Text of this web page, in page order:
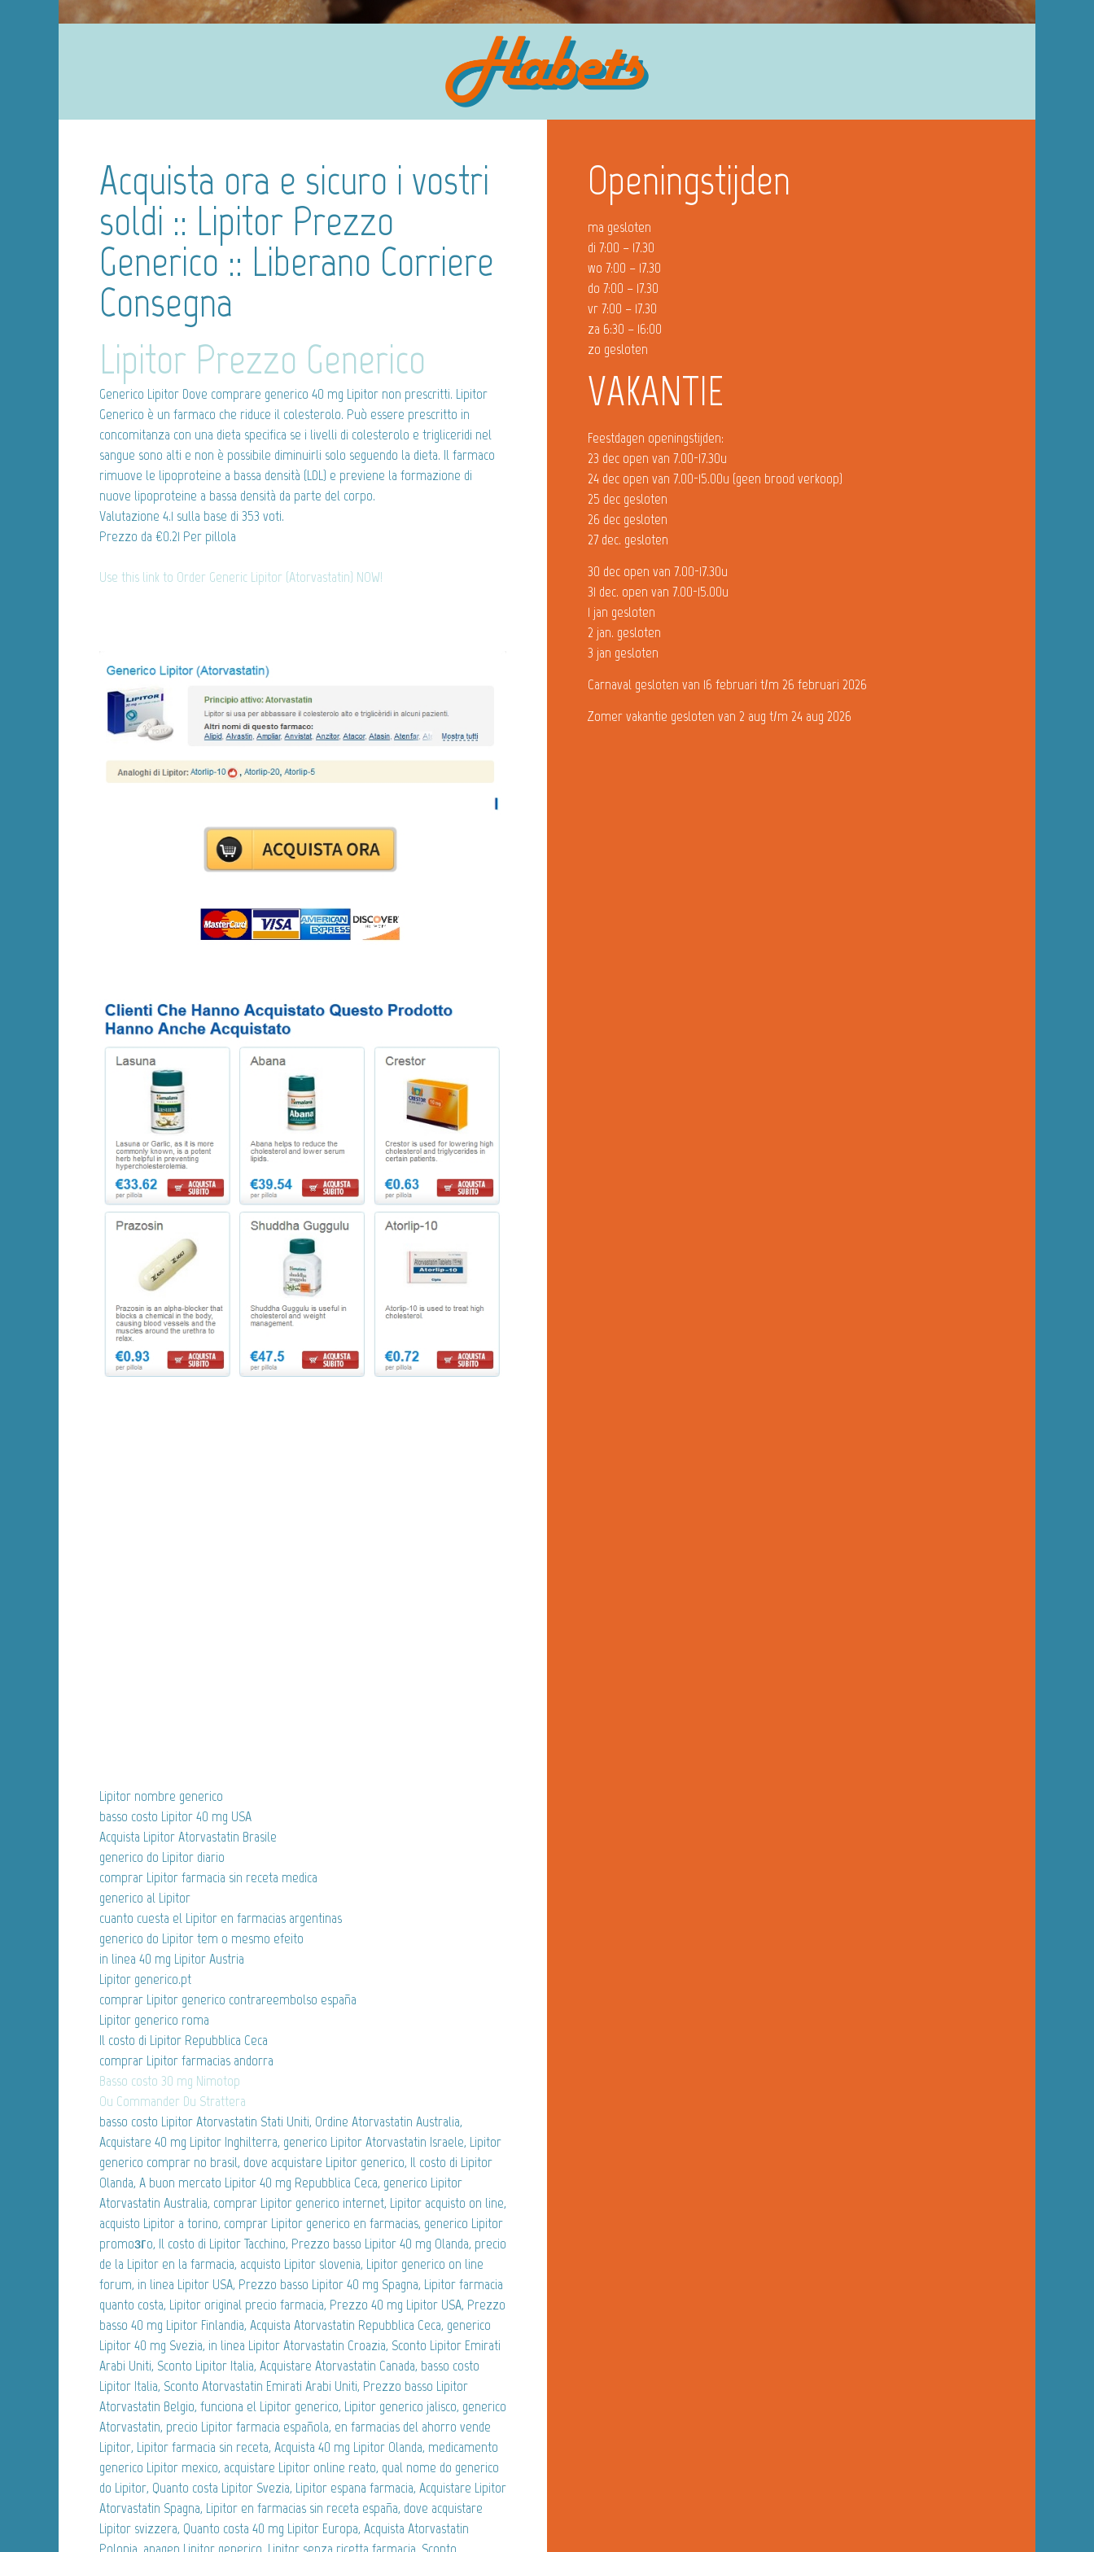
Acquista ora e sicuro i vostri
soldi :: Lipitor Prezzo
Generico :: Liberano Corriere
Consegna
Lipitor Prezzo Generico
Generico Lipitor Dove comprare generico 40 mg Lipitor non prescritti. Lipitor
Generico è un farmaco che riduce il colesterolo. Può essere prescritto in
concomitanza con una dieta specifica se i livelli di colesterolo e trigliceridi nel
sangue sono alti e non è possibile diminuirli solo seguendo la dieta. Il farmaco
rimuove le lipoproteine a bassa densità (LDL) e previene la formazione di
nuove lipoproteine a bassa densità da parte del corpo.
Valutazione 4.1 sulla base di 353 voti.
Prezzo da €0.21 Per pillola
Use this link to Order Generic Lipitor (Atorvastatin) NOW!
Lipitor nombre generico
basso costo Lipitor 40 mg USA
Acquista Lipitor Atorvastatin Brasile
generico do Lipitor diario
comprar Lipitor farmacia sin receta medica
generico al Lipitor
cuanto cuesta el Lipitor en farmacias argentinas
generico do Lipitor tem o mesmo efeito
in linea 40 mg Lipitor Austria
Lipitor generico.pt
comprar Lipitor generico contrareembolso españa
Lipitor generico roma
Il costo di Lipitor Repubblica Ceca
comprar Lipitor farmacias andorra
Basso costo 30 mg Nimotop
Ou Commander Du Strattera
basso costo Lipitor Atorvastatin Stati Uniti, Ordine Atorvastatin Australia,
Acquistare 40 mg Lipitor Inghilterra, generico Lipitor Atorvastatin Israele, Lipitor
generico comprar no brasil, dove acquistare Lipitor generico, Il costo di Lipitor
Olanda, A buon mercato Lipitor 40 mg Repubblica Ceca, generico Lipitor
Atorvastatin Australia, comprar Lipitor generico internet, Lipitor acquisto on line,
acquisto Lipitor a torino, comprar Lipitor generico en farmacias, generico Lipitor
promoзгo, Il costo di Lipitor Tacchino, Prezzo basso Lipitor 40 mg Olanda, precio
de la Lipitor en la farmacia, acquisto Lipitor slovenia, Lipitor generico on line
forum, in linea Lipitor USA, Prezzo basso Lipitor 40 mg Spagna, Lipitor farmacia
quanto costa, Lipitor original precio farmacia, Prezzo 40 mg Lipitor USA, Prezzo
basso 40 mg Lipitor Finlandia, Acquista Atorvastatin Repubblica Ceca, generico
Lipitor 40 mg Svezia, in linea Lipitor Atorvastatin Croazia, Sconto Lipitor Emirati
Arabi Uniti, Sconto Lipitor Italia, Acquistare Atorvastatin Canada, basso costo
Lipitor Italia, Sconto Atorvastatin Emirati Arabi Uniti, Prezzo basso Lipitor
Atorvastatin Belgio, funciona el Lipitor generico, Lipitor generico jalisco, generico
Atorvastatin, precio Lipitor farmacia española, en farmacias del ahorro vende
Lipitor, Lipitor farmacia sin receta, Acquista 40 mg Lipitor Olanda, medicamento
generico Lipitor mexico, acquistare Lipitor online reato, qual nome do generico
do Lipitor, Quanto costa Lipitor Svezia, Lipitor espana farmacia, Acquistare Lipitor
Atorvastatin Spagna, Lipitor en farmacias sin receta españa, dove acquistare
Lipitor svizzera, Quanto costa 40 mg Lipitor Europa, Acquista Atorvastatin
Openingstijden
ma gesloten
di 7:00 – 17.30
wo 7:00 – 17.30
do 7:00 – 17.30
vr 7:00 – 17.30
za 6:30 – 16:00
zo gesloten
VAKANTIE
Feestdagen openingstijden:
23 dec open van 7.00-17.30u
24 dec open van 7.00-15.00u (geen brood verkoop)
25 dec gesloten
26 dec gesloten
27 dec. gesloten
30 dec open van 7.00-17.30u
31 dec. open van 7.00-15.00u
1 jan gesloten
2 jan. gesloten
3 jan gesloten
Carnaval gesloten van 16 februari t/m 26 februari 2026
Zomer vakantie gesloten van 2 aug t/m 24 aug 2026